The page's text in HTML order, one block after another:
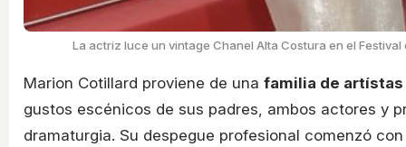
La actriz luce un vintage Chanel Alta Costura en el Festival
Marion Cotillard proviene de una familia de artístas
gustos escénicos de sus padres, ambos actores y
dramaturgia. Su despegue profesional comenzó